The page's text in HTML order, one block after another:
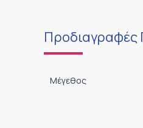
Προδιαγραφές
Μέγεθος